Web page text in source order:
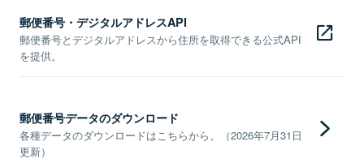
郵便番号・デジタルアドレスAPI
郵便番号とデジタルアドレスから住所を取得できる公式API
を提供。
郵便番号データのダウンロード
各種データのダウンロードはこちらから。（2026年7月31日
更新）